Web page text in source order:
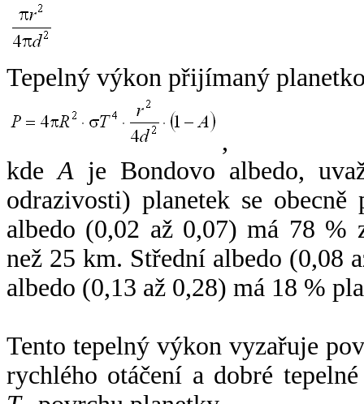
Tepelný výkon přijímaný
,
kdeA je Bondovo albedo,
odrazivosti) planetek se
albedo (0,02 až 0,07) má 78 %
než 25 km. Střední albedo (0,08
albedo (0,13 až 0,28) má 18 %
Tento tepelný výkon vyzařuje
rychlého otáčení a dobré